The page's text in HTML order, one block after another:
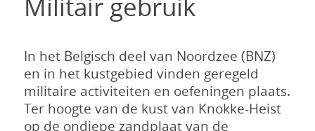
Militair gebruik
In het Belgisch deel van Noordzee (BNZ)
en in het kustgebied vinden geregeld
militaire activiteiten en oefeningen plaats.
Ter hoogte van de kust van Knokke-Heist
op de ondiepe zandplaat van de